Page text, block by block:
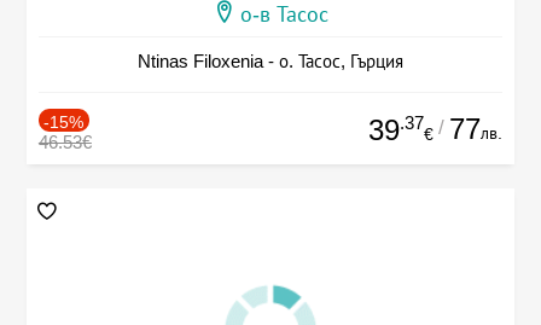
о-в Тасос
Ntinas Filoxenia - о. Тасос, Гърция
-15%
46.53€ 39.37
€ / 77лв.